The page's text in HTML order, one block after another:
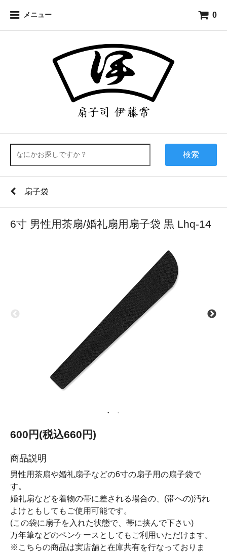
メニュー 0
検索
扇子袋
6寸 男性用茶扇/婚礼扇用扇子袋 黒 Lhq-14
600円(税込660円)
商品説明
男性用茶扇や婚礼扇子などの6寸の扇子用の扇子袋で
す。
婚礼扇などを着物の帯に差される場合の、(帯への)汚れ
よけともしてもご使用可能です。
(この袋に扇子を入れた状態で、帯に挟んで下さい)
万年筆などのペンケースとしてもご利用いただけます。
※こちらの商品は実店舗と在庫共有を行なっておりま